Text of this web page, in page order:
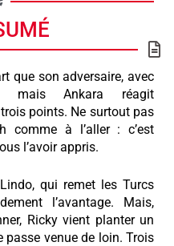
que son adversaire, avec
mais Ankara réagit
points. Ne surtout pas
comme à l’aller : c’est
l’avoir appris.
qui remet les Turcs
l’avantage. Mais,
Ricky vient planter un
passe venue de loin. Trois